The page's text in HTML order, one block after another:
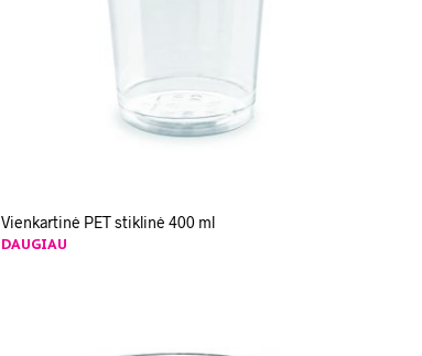
Vienkartinė PET stiklinė 400 ml
DAUGIAU